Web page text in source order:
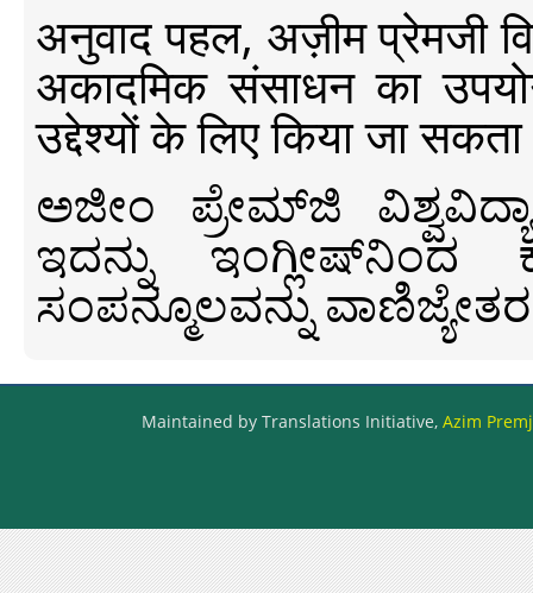
अनुवाद पहल, अज़ीम प्रेमजी
अकादमिक संसाधन का
उद्देश्यों के लिए किया जा
ಅಜೀಂ ಪ್ರೇಮ್‍ಜಿ
ಇದನ್ನು ಇಂಗ್ಲೀಷ್‍ನಿಂದ
ಸಂಪನ್ಮೂಲವನ್ನು
Maintained by Translations Initiative, Azim